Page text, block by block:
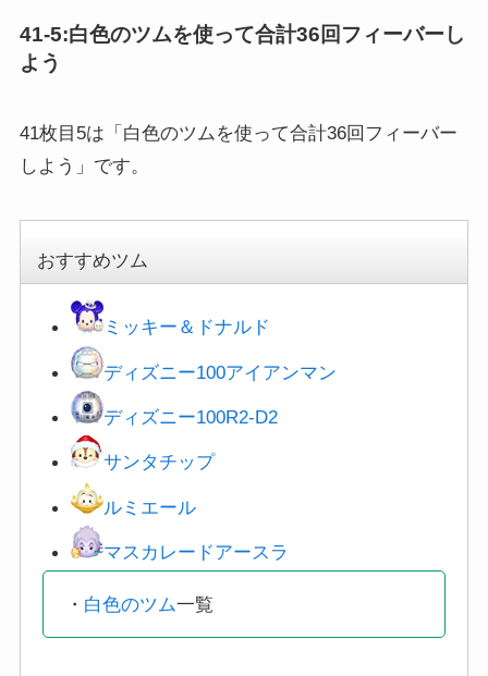
41-5:白色のツムを使って合計36回フィーバーし
よう
41枚目5は「白色のツムを使って合計36回フィーバー
しよう」です。
おすすめツム
ミッキー＆ドナルド
ディズニー100アイアンマン
ディズニー100R2-D2
サンタチップ
マスカレードアースラ
白色のツム 一覧